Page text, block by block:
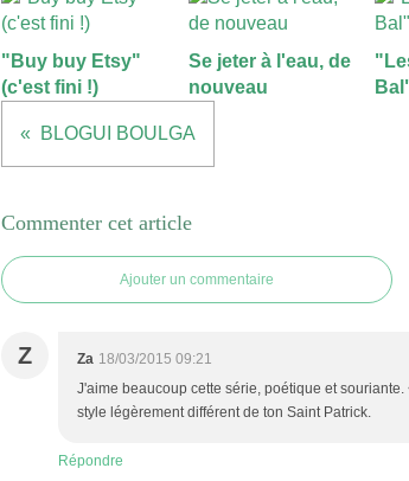
"Buy buy Etsy"
(c'est fini !)
Se jeter à l'eau, de
nouveau
BLOGUI BOULGA
Commenter cet article
Ajouter un commentaire
Z Za 18/03/2015 09:21
J'aime beaucoup cette série, poétique et
style légèrement différent de ton Saint Patrick.
Répondre